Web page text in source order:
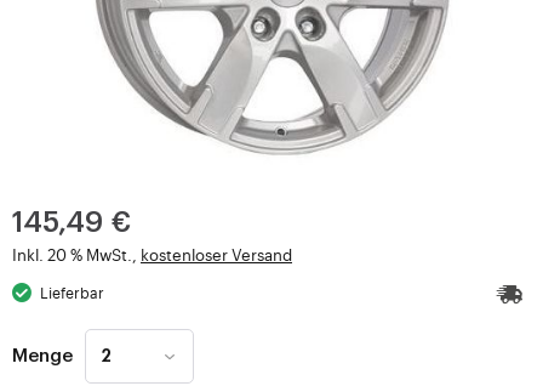
145,49 €
Inkl. 20 % MwSt., kostenloser Versand
Lieferbar
Menge